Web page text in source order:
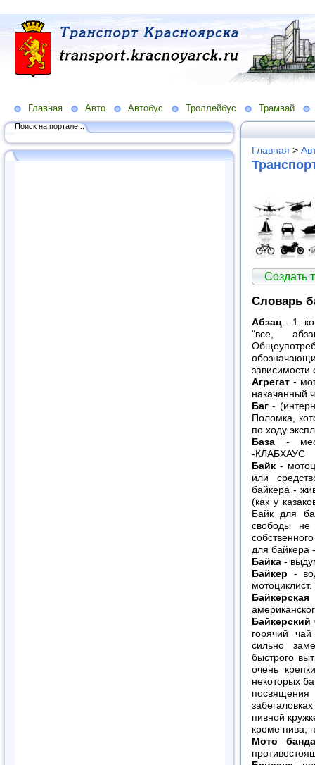
Главная Авто Автобус Троллейбус Трамвай
Поиск на портале...
Главная >
Создать
Словарь
Абзац - 1.
"все,
зависимости
Агрегат -
накачанный
Баг -
Поломка,
по ходу
База -
-КЛАБХАУС
Байк -
или
байкера -
(как у
Байк для
свободы
для байкера
Байка -
Байкер -
мотоциклист.
Байкерский
горячий
сильно
быстрого
очень
некоторых
пивной
кроме пива,
Мото банда